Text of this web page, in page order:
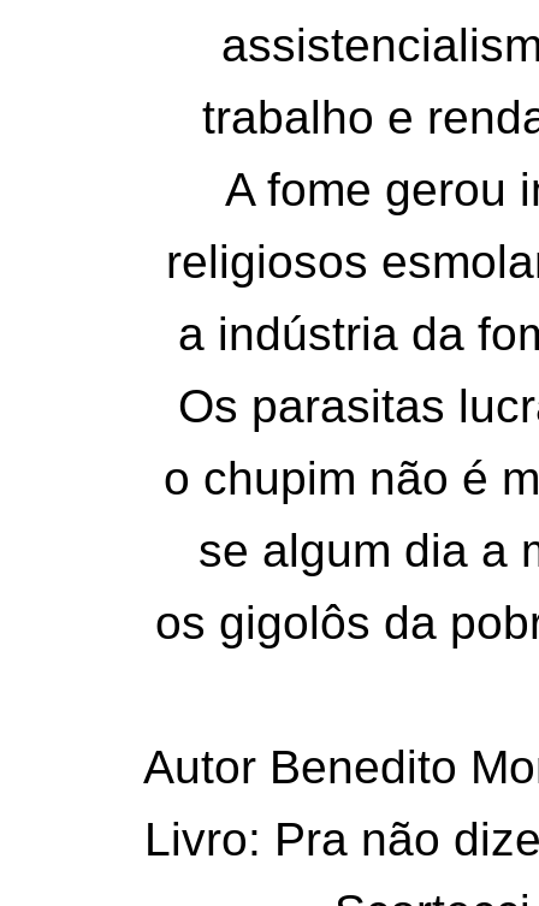
trabalho e
A fome gerou
religiosos
a indústria da
Os parasitas
o chupim não é
se algum dia a
os gigolôs da
Autor Benedito
Livro: Pra não